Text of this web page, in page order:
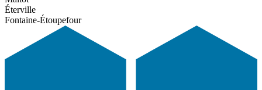
Éterville
Fontaine-Étoupefour